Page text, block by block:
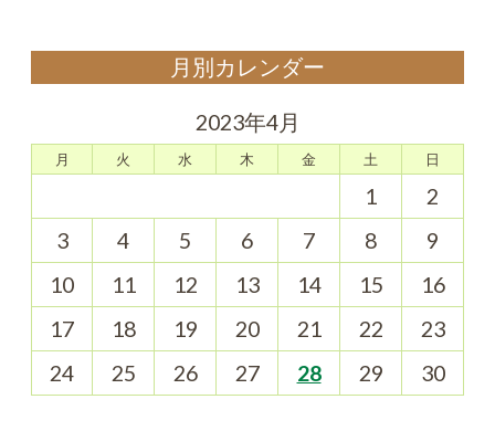
月別カレンダー
2023年4月
月 火 水 木 金 土 日
1
2
3
4 5 6 7 8
9
10
11 12 13 14 15
16
17
18 19 20 21 22
23
24
25 26 27 28 29 30